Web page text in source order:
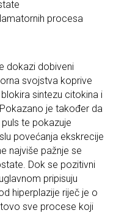
procesa
dokazi dobiveni
svojstva koprive
sintezu citokina i
je također da
te pokazuje
povećanja ekskrecije
najviše pažnje se
Dok se pozitivni
pripisuju
hiperplazije riječ je o
sve procese koji